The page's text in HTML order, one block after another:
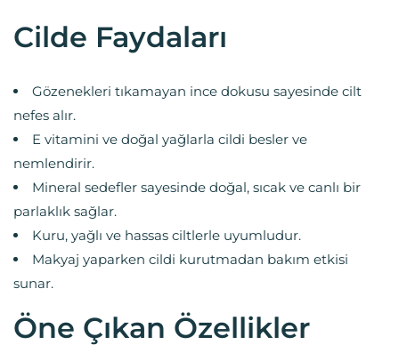
Cilde Faydaları
Gözenekleri tıkamayan ince dokusu sayesinde cilt
nefes alır.
E vitamini ve doğal yağlarla cildi besler ve
nemlendirir.
Mineral sedefler sayesinde doğal, sıcak ve canlı bir
parlaklık sağlar.
Kuru, yağlı ve hassas ciltlerle uyumludur.
Makyaj yaparken cildi kurutmadan bakım etkisi
sunar.
Öne Çıkan Özellikler